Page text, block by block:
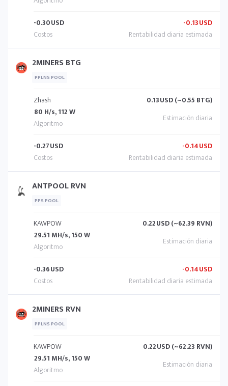
-0.30USD -0.13USD
2MINERS BTG
PPLNS POOL
Zhash
80 H/s, 112 W
0.13USD (~0.55 BTG)
-0.27USD -0.14USD
ANTPOOL RVN
PPS POOL
KAWPOW
29.51 MH/s, 150 W
0.22USD (~62.39 RVN)
-0.36USD -0.14USD
2MINERS RVN
PPLNS POOL
KAWPOW
29.51 MH/s, 150 W
0.22USD (~62.23 RVN)